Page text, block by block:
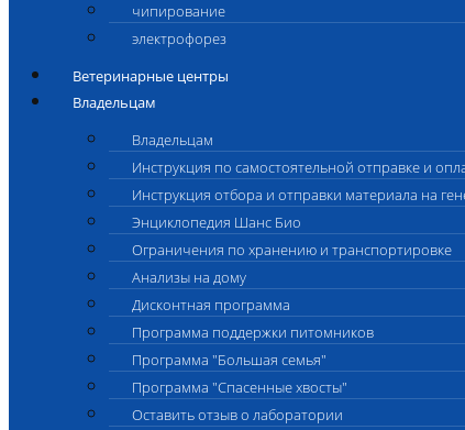
чипирование
электрофорез
Ветеринарные центры
Владельцам
Владельцам
Инструкция по самостоятельной отправке и
Инструкция отбора и отправки материала на
Энциклопедия Шанс Био
Ограничения по хранению и транспортировке
Анализы на дому
Дисконтная программа
Программа поддержки питомников
Программа "Большая семья"
Программа "Спасенные хвосты"
Оставить отзыв о лаборатории